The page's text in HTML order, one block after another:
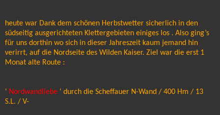
heute war Dank dem schönen Herbstwetter sicherlich in den
südseitig ausgerichteten Klettergebieten einiges los . Also ging’s
für uns dorthin wo sich in dieser Jahreszeit kaum jemand hin
verirrt, auf die Nordseite des Wilden Kaiser. Ziel war die erst 1
Monat alte Route :
‘ Nordwandliebe ‘ durch die Scheffauer N-Wand / 400 Hm / 13
S.L. / V-